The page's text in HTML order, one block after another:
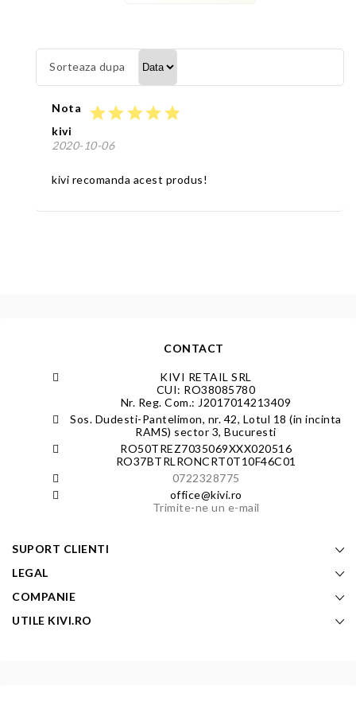
Sorteaza dupa
Nota starstarstarstarstar
kivi
2020-10-06
kivi recomanda acest produs!
CONTACT
KIVI RETAIL SRL
CUI: RO38085780
Nr. Reg. Com.: J2017014213409
Sos. Dudesti-Pantelimon, nr. 42, Lotul 18 (in incinta
RAMS) sector 3, Bucuresti
RO50TREZ7035069XXX020516
RO37BTRLRONCRT0T10F46C01
0722328775
office@kivi.ro
Trimite-ne un e-mail
SUPORT CLIENTI
LEGAL
COMPANIE
UTILE KIVI.RO